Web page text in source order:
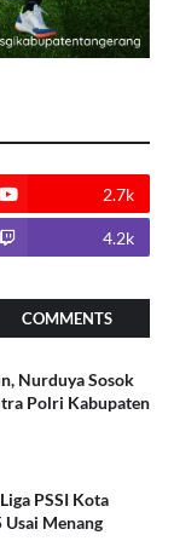
2.7k
4.2k
COMMENTS
Nurduya Sosok
Polri Kabupaten
PSSI Kota
Usai Menang